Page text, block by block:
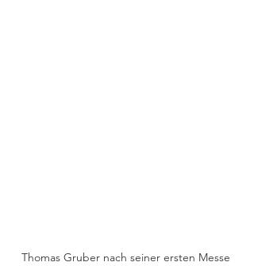
Thomas Gruber nach seiner ersten Messe